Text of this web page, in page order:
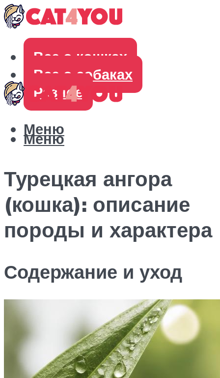
Все о кошках
Все о собаках
Разное
Меню
Меню
Турецкая ангора
(кошка): описание
породы и характера
Содержание и уход